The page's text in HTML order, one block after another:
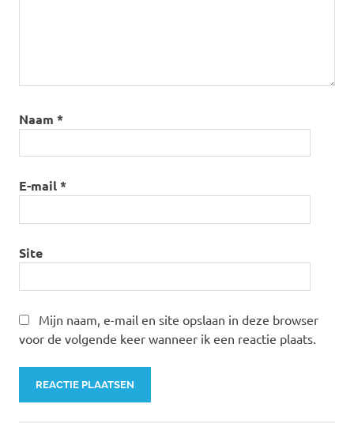
Naam *
E-mail*
Site
Mijn naam, e-mail en site opslaan in deze browser
voor de volgende keer wanneer ik een reactie plaats.